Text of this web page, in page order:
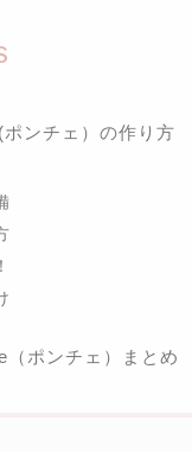
ンチェ）の作り方
（ポンチェ）まとめ